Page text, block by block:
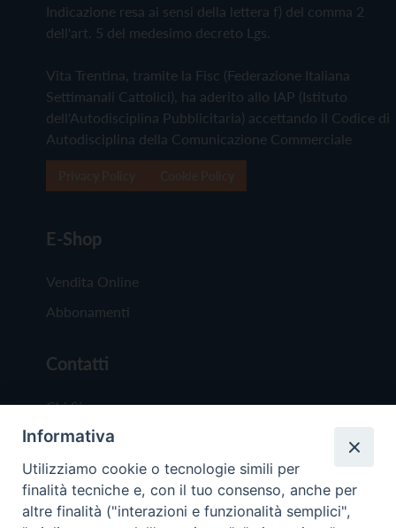
Indicazione resa ai sensi della lettera f) del comma 2
dell'art. 5 del medesimo decreto Lgs.
Vita Trentina, tramite la Fisc (Federazione Italiana
Settimanali Cattolici), ha aderito allo IAP (Istituto
dell'Autodisciplina Pubblicitaria) accettando il Codice di
Autodisciplina della Comunicazione Commerciale
E-Shop
Vendita Online
Abbonamenti
Contatti
Chi Siamo
Redazione
Scrivici
Informativa
Utilizziamo cookie o tecnologie simili per
finalità tecniche e, con il tuo consenso, anche per
altre finalità ("interazioni e funzionalità semplici",